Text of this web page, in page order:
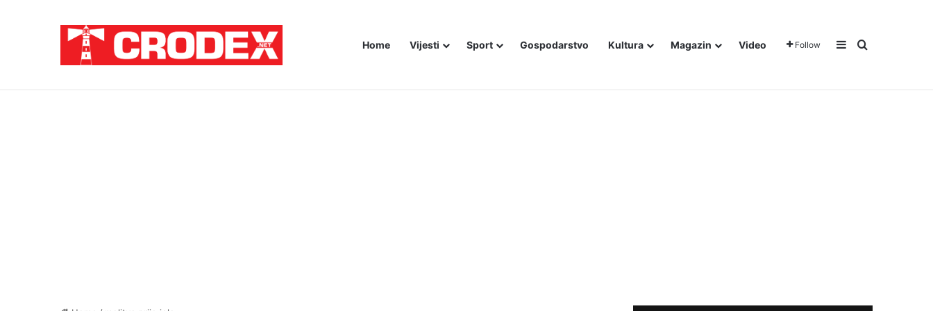
Home Vijesti Sport Gospodarstvo Kultura Magazin Video Follow Sidebar
Traži
Breaking News TRI DESETLJEĆA KRIKOVA OČAJNIKA